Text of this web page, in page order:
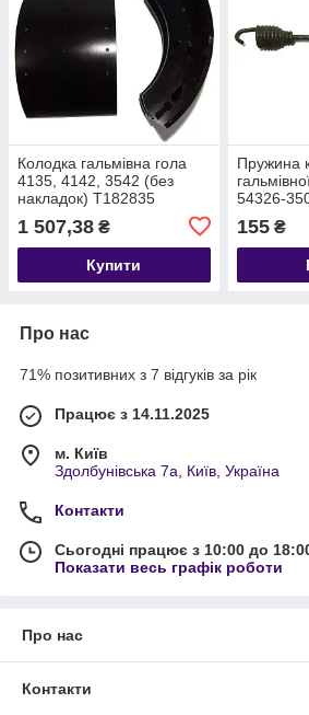
Колодка гальмівна гола
4135, 4142, 3542 (без
накладок) T182835
1 507,38 ₴
Купити
Пружина
54326-
155₴
Про нас
71% позитивних з 7 відгуків за рік
Працює з 14.11.2025
м. Київ
Здолбунівська 7а, Київ, Україна
Контакти
Сьогодні працює з 10:00 до
Показати весь графік роботи
Про нас
Контакти